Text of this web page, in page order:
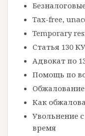
Tax-free,
Temporary
Статья 130
Адвокат по
Помощь по
Как
Увольнение
время